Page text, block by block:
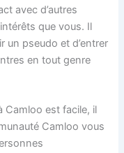
avec d’autres
que vous. Il
pseudo et d’entrer
en tout genre
Camloo est facile, il
Camloo vous